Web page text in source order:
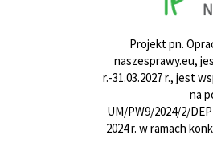
Projekt pn.
naszesprawy.eu,
r.-31.03.2027 r., jest
na
UM/PW9/2024/2/
2024 r. w ramach